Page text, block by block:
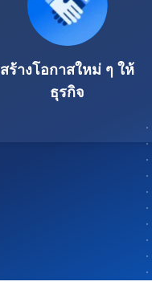
สร้างโอกาสใหม่ ๆ ให้
ธุรกิจ